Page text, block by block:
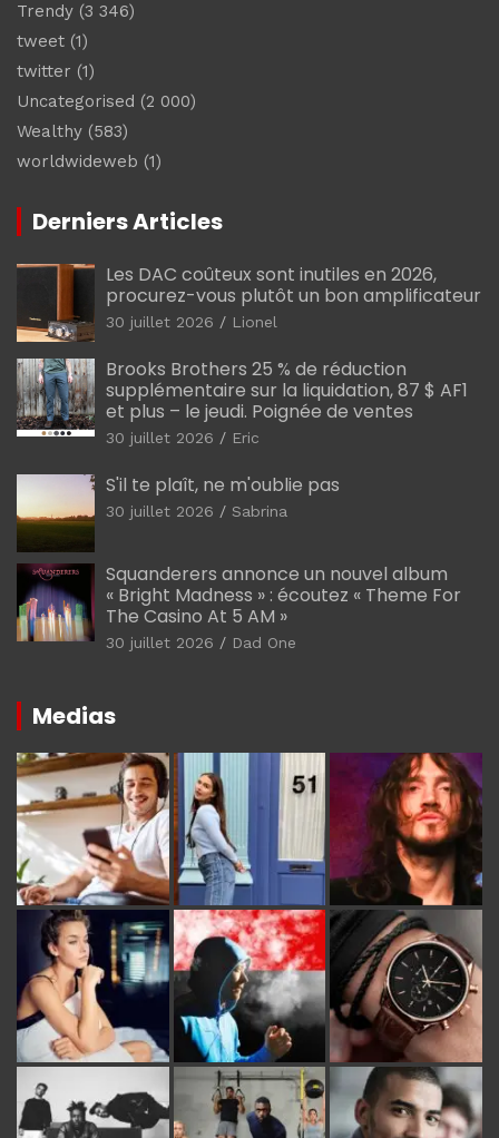
Trendy (3 346)
tweet (1)
twitter (1)
Uncategorised (2 000)
Wealthy (583)
worldwideweb (1)
Derniers Articles
Les DAC coûteux sont inutiles en 2026,
procurez-vous plutôt un bon amplificateur
30 juillet 2026 Lionel
Brooks Brothers 25 % de réduction
supplémentaire sur la liquidation, 87 $ AF1
et plus – le jeudi. Poignée de ventes
30 juillet 2026 Eric
S'il te plaît, ne m'oublie pas
30 juillet 2026 Sabrina
Squanderers annonce un nouvel album
« Bright Madness » : écoutez « Theme For
The Casino At 5 AM »
30 juillet 2026 Dad One
Medias